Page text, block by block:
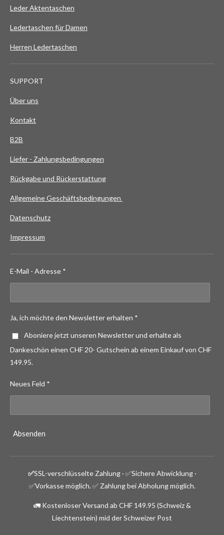
Leder Aktentaschen
Ledertaschen für Damen
Herren Ledertaschen
SUPPORT
Über uns
Kontakt
B2B
Liefer - Zahlungsbedingungen
Rückgabe und Rückerstattung
Allgemeine Geschäftsbedingungen
Datenschutz
Impressum
E-Mail - Adresse *
Ja, ich möchte den Newsletter erhalten *
Aboniere jetzt unseren Newsletter und erhalte als
Dankeschön einen CHF 20- Gutschein ab einem Einkauf von CHF
149.95.
Neues Feld *
Absenden
✅SSL-verschlüsselte Zahlung · ✅Sichere Abwicklung ·
✅Vorkasse möglich. ✅ Zahlung bei Abholung möglich.
🚛 Kostenloser Versand ab CHF 149.95 (Schweiz &
Liechtenstein) mid der Schweizer Post